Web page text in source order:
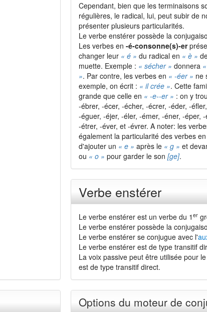
Cependant, bien que les terminaisons
régulières, le radical, lui, peut subir de
présenter plusieurs particularités.
Le verbe enstérer possède la
Les verbes en -é-consonne(s)-er
changer leur « é » du radical en « è »
muette. Exemple : « sécher » donnera
». Par contre, les verbes en « -éer » ne
exemple, on écrit : « il crée ». Cette
grande que celle en « -e--er » : on y
-ébrer, -écer, -écher, -écrer, -éder, -
-éguer, -éjer, -éler, -émer, -éner, -éper,
-étrer, -éver, et -évrer. A noter: les
également la particularité des verbes en
d'ajouter un « e » après le « g » et
ou « o » pour garder le son [ge].
Verbe enstérer
Le verbe enstérer est un verbe du 1 er
Le verbe enstérer possède la
Le verbe enstérer se conjugue avec l'
Le verbe enstérer est de type transitif
La voix passive peut être utilisée pour
est de type transitif direct.
Options du moteur de